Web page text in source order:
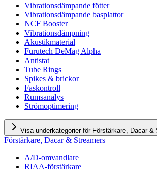
Vibrationsdämpande fötter
Vibrationsdämpande basplattor
NCF Booster
Vibrationsdämpning
Akustikmaterial
Furutech DeMag Alpha
Antistat
Tube Rings
Spikes & brickor
Faskontroll
Rumsanalys
Strömoptimering
Visa underkategorier för Förstärkare, Dacar &
Förstärkare, Dacar & Streamers
A/D-omvandlare
RIAA-förstärkare